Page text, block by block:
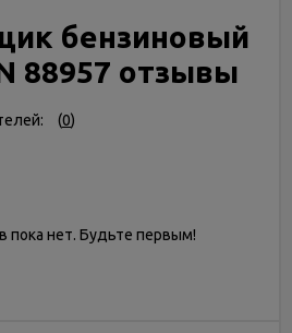
бензиновый
88957 отзывы
(0)
пока нет. Будьте первым!